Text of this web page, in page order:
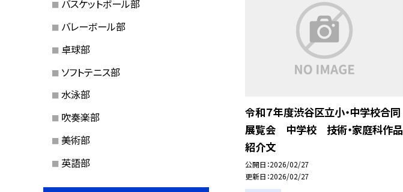
令和７年度渋谷区立小・中学校合同
展覧会 中学校 技術・家庭科作品
紹介文
公開日 2026/02/27
更新日 2026/02/27
バスケットボール部
バレーボール部
卓球部
ソフトテニス部
水泳部
吹奏楽部
美術部
英語部